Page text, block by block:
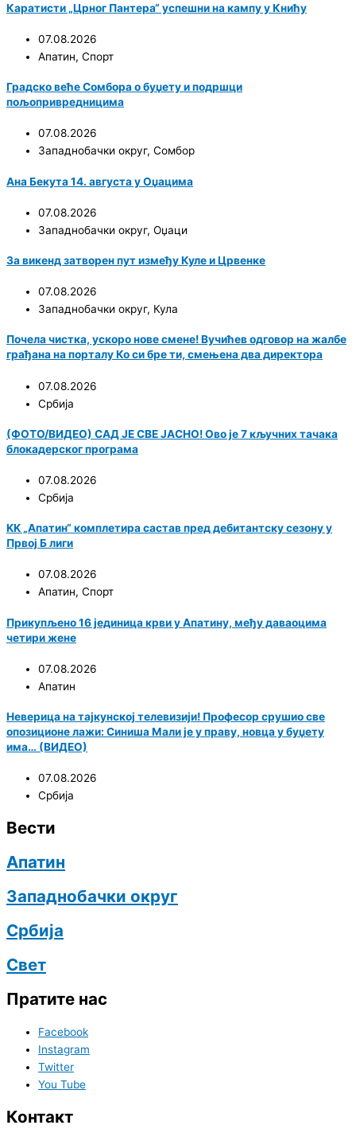
Каратисти „Црног Пантера“ успешни на кампу у Книћу
07.08.2026
Апатин, Спорт
Градско веће Сомбора о буџету и подршци
пољопривредницима
07.08.2026
Западнобачки округ, Сомбор
Ана Бекута 14. августа у Оџацима
07.08.2026
Западнобачки округ, Оџаци
За викенд затворен пут између Куле и Црвенке
07.08.2026
Западнобачки округ, Кула
Почела чистка, ускоро нове смене! Вучићев одговор на жалбе
грађана на порталу Ко си бре ти, смењена два директора
07.08.2026
Србија
(ФОТО/ВИДЕО) САД ЈЕ СВЕ ЈАСНО! Ово је 7 кључних тачака
блокадерског програма
07.08.2026
Србија
KK „Апатин“ комплетира састав пред дебитантску сезону у
Првој Б лиги
07.08.2026
Апатин, Спорт
Прикупљено 16 јединица крви у Апатину, међу даваоцима
четири жене
07.08.2026
Апатин
Неверица на тајкунској телевизији! Професор срушио све
опозиционе лажи: Синиша Мали је у праву, новца у буџету
има… (ВИДЕО)
07.08.2026
Србија
Вести
Апатин
Западнобачки округ
Србија
Свет
Пратите нас
Facebook
Instagram
Twitter
You Tube
Контакт